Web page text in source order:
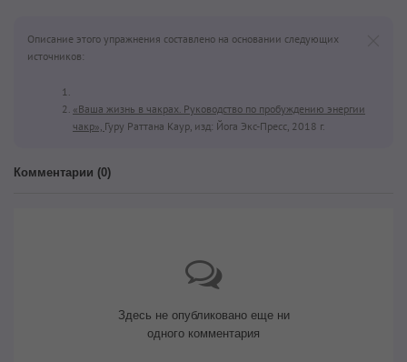
Описание этого упражнения составлено на основании следующих
источников:
«Ваша жизнь в чакрах. Руководство по пробуждению энергии
чакр», Гуру Раттана Каур, изд: Йога Экс-Пресс, 2018 г.
Комментарии (0)
Здесь не опубликовано еще ни
одного комментария